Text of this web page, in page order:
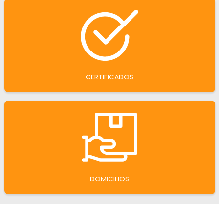
CERTIFICADOS
DOMICILIOS